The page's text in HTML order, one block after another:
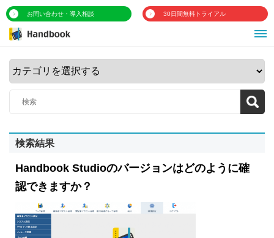
お問い合わせ・導入相談 30日間無料トライアル
検索結果
Handbook Studioのバージョンはどのように確
認できますか？